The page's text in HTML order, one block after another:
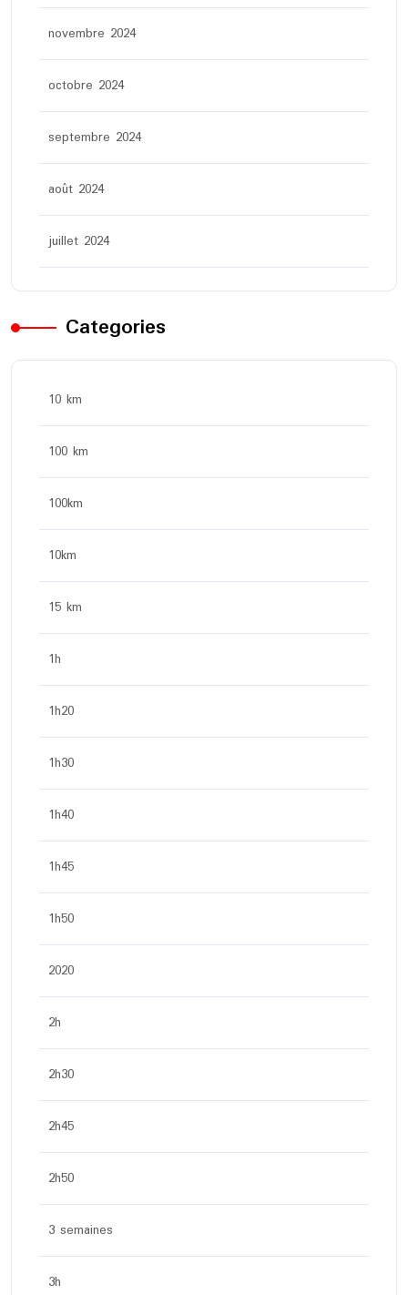
novembre 2024
octobre 2024
septembre 2024
août 2024
juillet 2024
Categories
10 km
100 km
100km
10km
15 km
1h
1h20
1h30
1h40
1h45
1h50
2020
2h
2h30
2h45
2h50
3 semaines
3h